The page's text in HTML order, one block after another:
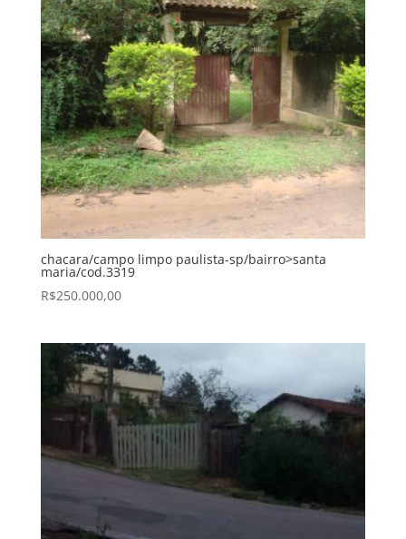
chacara/campo limpo paulista-sp/bairro>santa
maria/cod.3319
R$250.000,00